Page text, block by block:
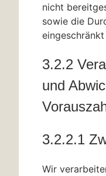
nicht
sowie die
3.2.2
und
3.2.2.1
Wir